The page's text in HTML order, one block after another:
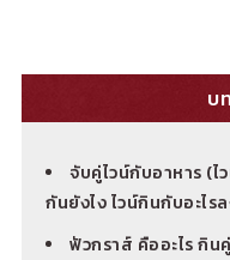
บ
จับคู่ไวน์กับอาหาร (ไ
กันยังไง ไวน์กินกับอะไร
ฟัวกราส์ คืออะไร กิน